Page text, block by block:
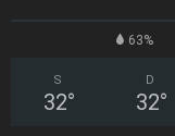
63%
S
32°
D
32°